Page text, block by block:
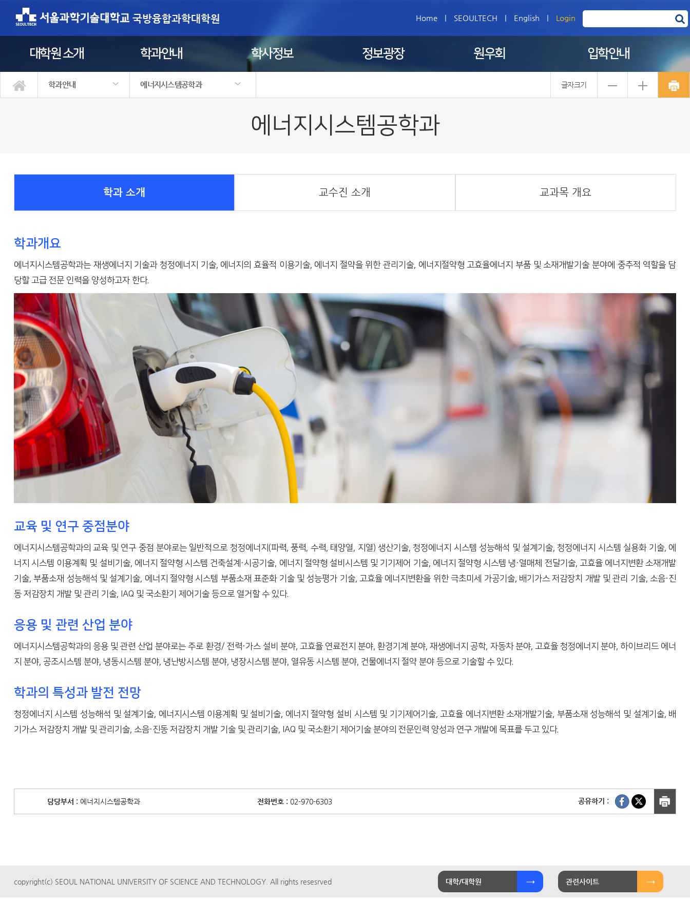
국방융합과학대학원 Home | SEOULTECH | English | Login
대학원 소개 학과안내 학사정보 정보광장 원우회 입학안내
학과안내
대학원 소개
학과안내
학사정보
정보광장
원우회
입학안내
에너지시스템공학과
국방방호학과
국방ICT융합공학과
국방로봇·AI공학과
국방경영·안전공학과
국방인공지능응용학과(계약학과)
정보통신미디어공학과
에너지시스템공학과
에너지정책학과
에너지기후정책학과(계약학과)
안전환경기술융합과(계약학과)
글자크기
에너지시스템공학과
학과 소개 교수진 소개 교과목 개요
학과개요
에너지시스템공학과는 재생에너지 기술과 청정에너지 기술, 에너지의 효율적 이용기술, 에너지 절약을 위한 관리기술, 에너지절약형 고효율에너지 부품 및 소재개발기술 분야에 중추적 역할을 담
당할 고급 전문 인력을 양성하고자 한다.
교육 및 연구 중점분야
에너지시스템공학과의 교육 및 연구 중점 분야로는 일반적으로 청정에너지(파력, 풍력, 수력, 태양열, 지열) 생산기술, 청정에너지 시스템 성능해석 및 설계기술, 청정에너지 시스템 실용화 기술, 에
너지 시스템 이용계획 및 설비기술, 에너지 절약형 시스템 건축설계·시공기술, 에너지 절약형 설비시스템 및 기기제어 기술, 에너지 절약형 시스템 냉·열매체 전달기술, 고효율 에너지변환 소재개발
기술, 부품소재 성능해석 및 설계기술, 에너지 절약형 시스템 부품소재 표준화 기술 및 성능평가 기술, 고효율 에너지변환을 위한 극초미세 가공기술, 배기가스 저감장치 개발 및 관리 기술, 소음·진
동 저감장치 개발 및 관리 기술, IAQ 및 국소환기 제어기술 등으로 열거할 수 있다.
응용 및 관련 산업 분야
에너지시스템공학과의 응용 및 관련 산업 분야로는 주로 환경/ 전력·가스 설비 분야, 고효율 연료전지 분야, 환경기계 분야, 재생에너지 공학, 자동차 분야, 고효율 청정에너지 분야, 하이브리드 에너
지 분야, 공조시스템 분야, 냉동시스템 분야, 냉난방시스템 분야, 냉장시스템 분야, 열유동 시스템 분야, 건물에너지 절약 분야 등으로 기술할 수 있다.
학과의 특성과 발전 전망
청정에너지 시스템 성능해석 및 설계기술, 에너지시스템 이용계획 및 설비기술, 에너지 절약형 설비 시스템 및 기기제어기술, 고효율 에너지변환 소재개발기술, 부품소재 성능해석 및 설계기술, 배
기가스 저감장치 개발 및 관리기술, 소음·진동 저감장치 개발 기술 및 관리기술, IAQ 및 국소환기 제어기술 분야의 전문인력 양성과 연구 개발에 목표를 두고 있다.
담당부서 : 에너지시스템공학과 전화번호 : 02-970-6303 공유하기 :
copyright(c) SEOUL NATIONAL UNIVERSITY OF SCIENCE AND TECHNOLOGY. All rights resesrved 대학/대학원 관련사이트